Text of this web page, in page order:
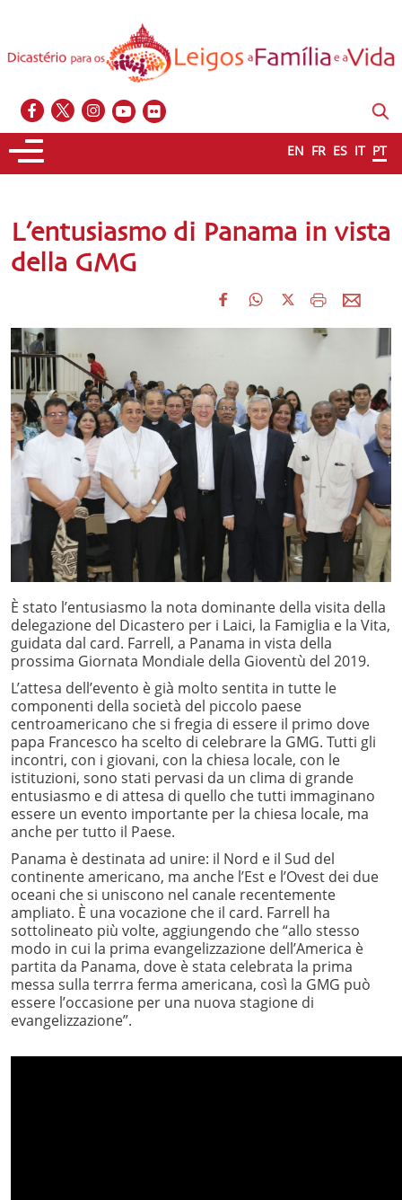
EN FR ES IT PT
L’entusiasmo di Panama in vista
della GMG
È stato l’entusiasmo la nota dominante della visita della
delegazione del Dicastero per i Laici, la Famiglia e la Vita,
guidata dal card. Farrell, a Panama in vista della
prossima Giornata Mondiale della Gioventù del 2019.
L’attesa dell’evento è già molto sentita in tutte le
componenti della società del piccolo paese
centroamericano che si fregia di essere il primo dove
papa Francesco ha scelto di celebrare la GMG. Tutti gli
incontri, con i giovani, con la chiesa locale, con le
istituzioni, sono stati pervasi da un clima di grande
entusiasmo e di attesa di quello che tutti immaginano
essere un evento importante per la chiesa locale, ma
anche per tutto il Paese.
Panama è destinata ad unire: il Nord e il Sud del
continente americano, ma anche l’Est e l’Ovest dei due
oceani che si uniscono nel canale recentemente
ampliato. È una vocazione che il card. Farrell ha
sottolineato più volte, aggiungendo che “allo stesso
modo in cui la prima evangelizzazione dell’America è
partita da Panama, dove è stata celebrata la prima
messa sulla terrra ferma americana, così la GMG può
essere l’occasione per una nuova stagione di
evangelizzazione”.